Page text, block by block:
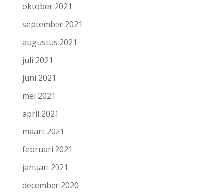
oktober 2021
september 2021
augustus 2021
juli 2021
juni 2021
mei 2021
april 2021
maart 2021
februari 2021
januari 2021
december 2020